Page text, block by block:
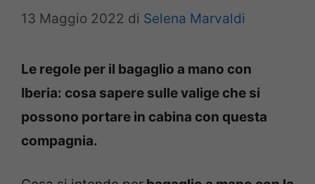
13 Maggio 2022 di Selena Marvaldi
Le regole per il bagaglio a mano con
Iberia: cosa sapere sulle valige che si
possono portare in cabina con questa
compagnia.